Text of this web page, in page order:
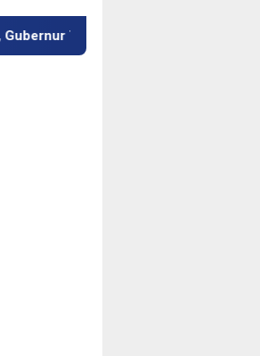
Tekankan Kerja Keras dan Kolaborasi